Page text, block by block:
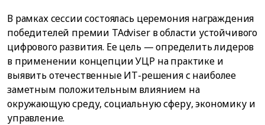
В рамках сессии состоялась церемония награждения
победителей премии TAdviser в области устойчивого
цифрового развития. Ее цель — определить лидеров
в применении концепции УЦР на практике и
выявить отечественные ИТ-решения с наиболее
заметным положительным влиянием на
окружающую среду, социальную сферу, экономику и
управление.